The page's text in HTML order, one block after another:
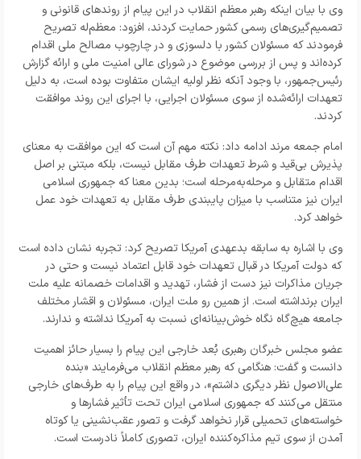
وی با بیان اینکه رهبر معظم انقلاب در این پیام از روندهای قانونی و
تصمیم‌گیری‌های رسمی کشور حمایت کردند، افزود: معظم‌له تصریح
فرمودند که مسئولان کشور با دلسوزی و در چارچوب مصالح ملی اقدام
کرده‌اند و پس از بررسی موضوع در شورای عالی امنیت ملی و ارائه گزارش
رئیس‌جمهور، با وجود آنکه نظر اولیه ایشان متفاوت بوده است، به دلیل
تعهدات ارائه‌شده از سوی مسئولان اجرایی، با اجرای این روند موافقت
کردند.
امام جمعه مرند ادامه داد: نکته مهم آن است که این موافقت به معنای
پذیرش بی‌قید و شرط تعهدات طرف مقابل نیست، بلکه مبتنی بر اصل
اقدام متقابل و مرحله‌به‌مرحله است؛ بدین معنا که جمهوری اسلامی
ایران نیز متناسب با میزان پایبندی طرف مقابل به تعهدات خود عمل
خواهد کرد.
وی با اشاره به سابقه بدعهدی آمریکا تصریح کرد: تجربه نشان داده است
که دولت آمریکا در قبال تعهدات خود قابل اعتماد نیست و حتی در
جریان مذاکرات نیز دست از فشار، تهدید و اقدامات خصمانه علیه ملت
ایران برنداشته است. از همین رو ملت ایران، مسئولان و اقشار مختلف
جامعه هیچ‌گاه نگاه خوش‌بینانه‌ای نسبت به آمریکا نداشته و ندارند.
عضو مجلس خبرگان رهبری بُعد خارجی این پیام را بسیار حائز اهمیت
دانست و گفت: هنگامی که رهبر معظم انقلاب می‌فرمایند «بنده
علی‌الاصول نظر دیگری داشتم»، در واقع این پیام را به طرف‌های خارجی
منتقل می‌کنند که جمهوری اسلامی ایران تحت تأثیر فشارها و
خواسته‌های تحمیلی قرار نخواهد گرفت و تصور عقب‌نشینی یا کوتاه
آمدن از سوی تیم مذاکره‌کننده ایران، تصوری کاملاً نادرست است.